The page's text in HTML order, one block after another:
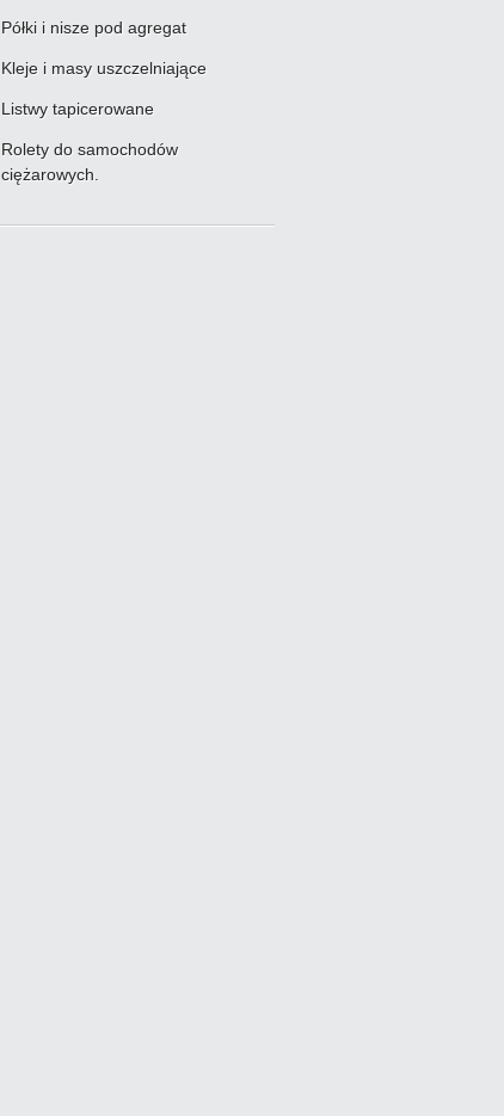
Półki i nisze pod agregat
Kleje i masy uszczelniające
Listwy tapicerowane
Rolety do samochodów
ciężarowych.